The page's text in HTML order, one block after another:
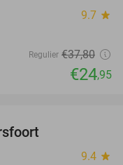
9.7 star
Regulier €37,80
€24,95
9.4 star